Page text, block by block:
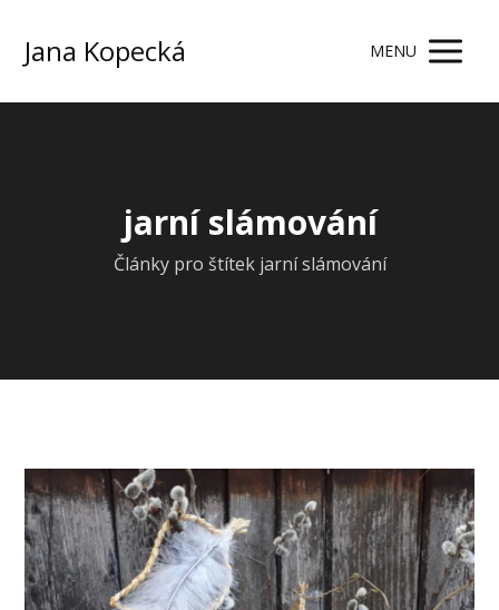
Jana Kopecká MENU
jarní slámování
Články pro štítek jarní slámování